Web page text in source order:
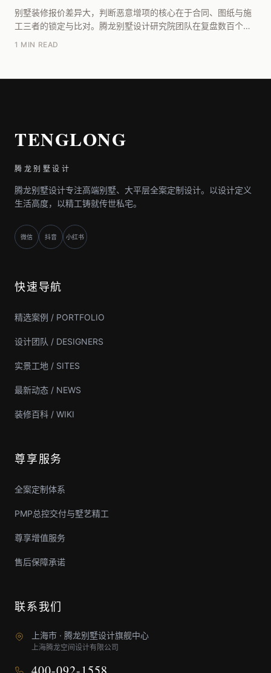
别墅装修报价差异大，判断恶意增项的核心在于合同、图纸与施
工三者的锁定与比对。腾龙别墅设计研究院团队在复盘数百个项
1 MIN READ
TENGLONG
腾龙别墅设计
腾龙别墅设计专注高端别墅、大平层全案定制设计。以设计定义
生活高度，以精工铸就传世私宅。
微信 抖音 小红书
快速导航
精选案例 / PORTFOLIO
设计团队 / DESIGNERS
实景工地 / SITES
最新动态 / NEWS
装修百科 / WIKI
尊享服务
全案定制体系
PMP总控交付与墅艺精工
尊享增值服务
售后保障承诺
联系我们
上海市 · 腾龙别墅设计旗舰中心
上海腾龙空间设计有限公司